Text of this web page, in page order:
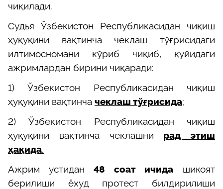
чиқилади.
Судья Ўзбекистон Республикасидан чиқиш
ҳуқуқини вақтинча чеклаш тўғрисидаги
илтимосномани кўриб чиқиб, қуйидаги
ажримлардан бирини чиқаради:
1) Ўзбекистон Республикасидан чиқиш
ҳуқуқини вақтинча чеклаш тўғрисида;
2) Ўзбекистон Республикасидан чиқиш
ҳуқуқини вақтинча чеклашни рад этиш
ҳақида.
Ажрим устидан48 соат ичида шикоят
берилиши ёхуд протест билдирилиши